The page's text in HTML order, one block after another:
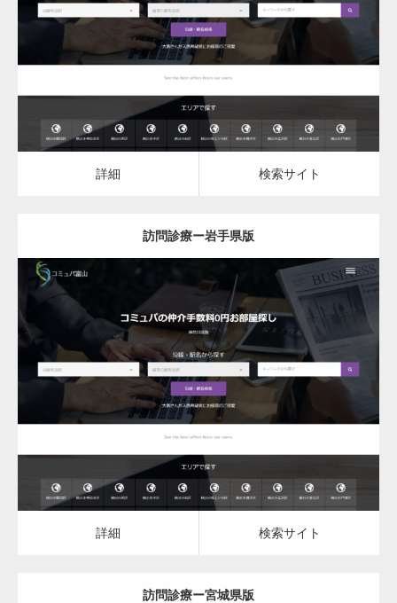
訪問診療
詳細 検索サイト
詳細 検索サイト
訪問診療ー岩手県版
更新日： 2023.03.08
訪問診療
詳細 検索サイト
詳細 検索サイト
訪問診療ー宮城県版